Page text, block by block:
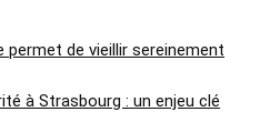
permet de vieillir sereinement
à Strasbourg : un enjeu clé